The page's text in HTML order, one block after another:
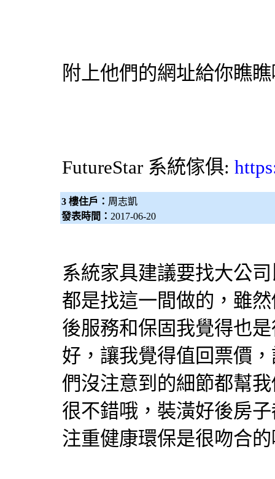
附上他們的網址給你瞧
FutureStar 系統傢俱:
3 樓住戶： 周志凱
發表時間： 2017-06-20
系統家具建議要找大公
都是找這一間做的，雖
後服務和保固我覺得也
好，讓我覺得值回票價
們沒注意到的細節都幫
很不錯哦，裝潢好後房
注重健康環保是很吻合